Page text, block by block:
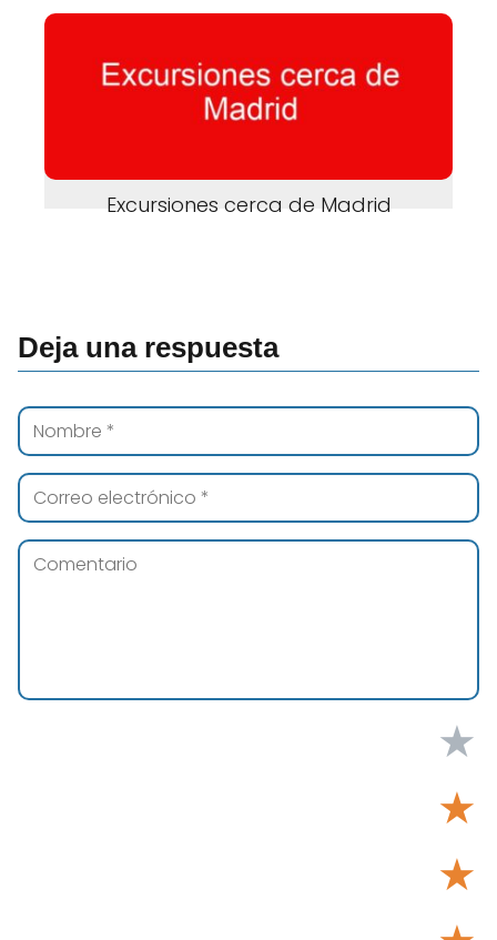
Excursiones cerca de Madrid
Deja una respuesta
★
★
★